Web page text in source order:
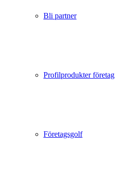
Bli partner
Profilprodukter företag
Företagsgolf